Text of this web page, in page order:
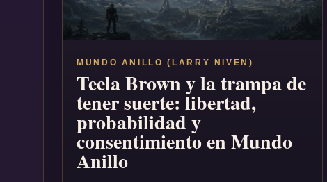
MUNDO ANILLO (LARRY NIVEN)
Teela Brown y la trampa de
tener suerte: libertad,
probabilidad y
consentimiento en Mundo
Anillo